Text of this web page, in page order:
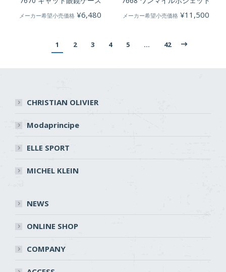
メーカー希望小売価格 ¥6,480 メーカー希望小売価格 ¥11,500
1 2 3 4 5 … 42
CHRISTIAN OLIVIER
Modaprincipe
ELLE SPORT
MICHEL KLEIN
NEWS
ONLINE SHOP
COMPANY